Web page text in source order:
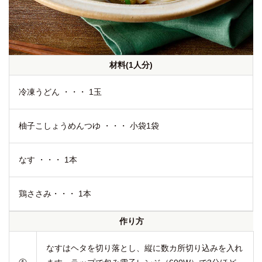
材料(1人分)
冷凍うどん ・・・ 1玉
柚子こしょうめんつゆ ・・・ 小袋1袋
なす ・・・ 1本
鶏ささみ・・・ 1本
作り方
なすはヘタを切り落とし、縦に数カ所切り込みを入れ